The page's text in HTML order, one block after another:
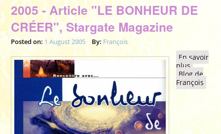
2005 - Article "LE BONHEUR DE
CRÉER", Stargate Magazine
Posted on: 1 August 2005 By: François
En savoir
plus à propos
de 2005 -
Article
Blog de
François